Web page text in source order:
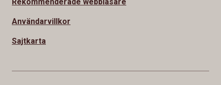
Användarvillkor
Sajtkarta